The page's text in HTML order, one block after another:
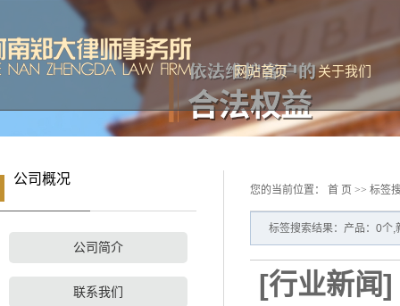
网站首页 关于我们
公司简介
联系我们
公司概况
公司简介
联系我们
您的当前位置： 首 页 >> 标签
标签搜索结果：产品：0个,
[行业新闻]